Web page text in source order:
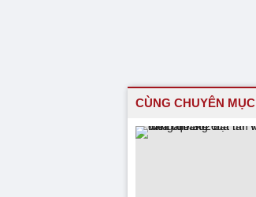
CÙNG CHUYÊN MỤC